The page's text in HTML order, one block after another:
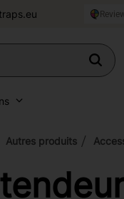
Autres produits